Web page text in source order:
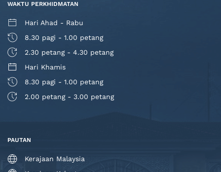
WAKTU PERKHIDMATAN
Hari Ahad - Rabu
8.30 pagi - 1.00 petang
2.30 petang - 4.30 petang
Hari Khamis
8.30 pagi - 1.00 petang
2.00 petang - 3.00 petang
PAUTAN
Kerajaan Malaysia